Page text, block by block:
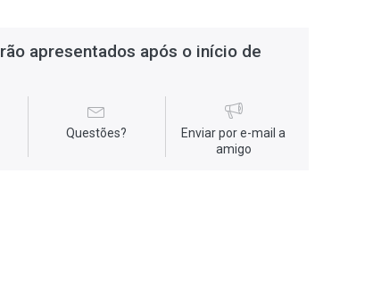
apresentados após o início de
Questões?
Enviar por e-mail a
amigo